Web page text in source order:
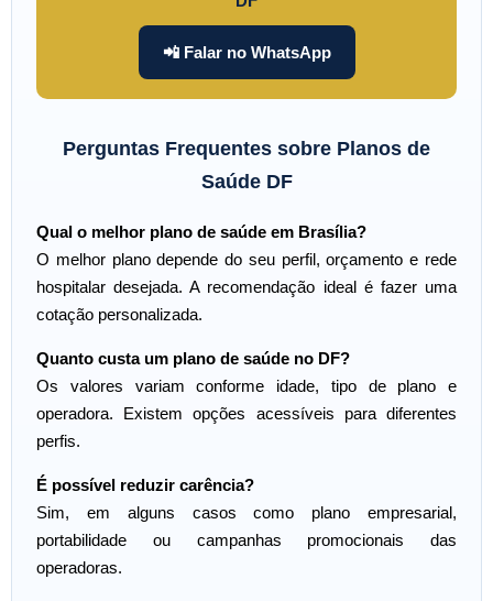
📲 Falar no WhatsApp
Perguntas Frequentes sobre Planos de
Saúde DF
Qual o melhor plano de saúde em Brasília?
O melhor plano depende do seu perfil, orçamento e rede
hospitalar desejada. A recomendação ideal é fazer uma
cotação personalizada.
Quanto custa um plano de saúde no DF?
Os valores variam conforme idade, tipo de plano e
operadora. Existem opções acessíveis para diferentes
perfis.
É possível reduzir carência?
Sim, em alguns casos como plano empresarial,
portabilidade ou campanhas promocionais das
operadoras.